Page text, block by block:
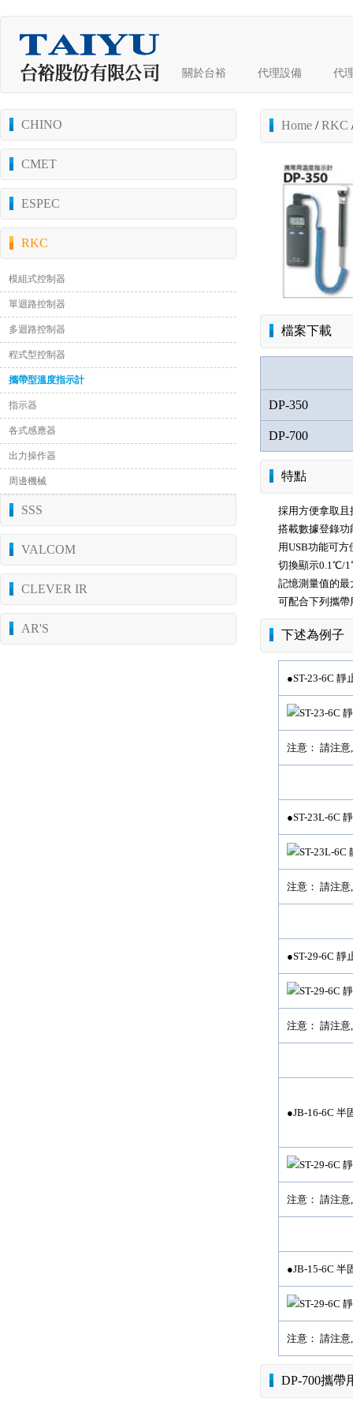
關於台裕 代理設備 代
CHINO
CMET
ESPEC
RKC
模組式控制器
單迴路控制器
多迴路控制器
程式型控制器
攜帶型溫度指示計
指示器
各式感應器
出力操作器
周邊機械
SSS
VALCOM
CLEVER IR
AR'S
Home /RKC
檔案下載
DP-350
DP-700
特點
採用方便拿取
搭載數據登錄功
用USB功能可方
切換顯示0.1℃/
記憶測量值的最
可配合下列攜
下述為例子
●ST-23-6C 靜
注意： 請注
●ST-23L-6C
注意： 請注
●ST-29-6C 靜
注意： 請注
●JB-16-6C 半
注意： 請注
●JB-15-6C 半
注意： 請注
DP-700攜帶